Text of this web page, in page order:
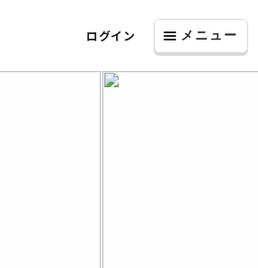
ログイン メニュー